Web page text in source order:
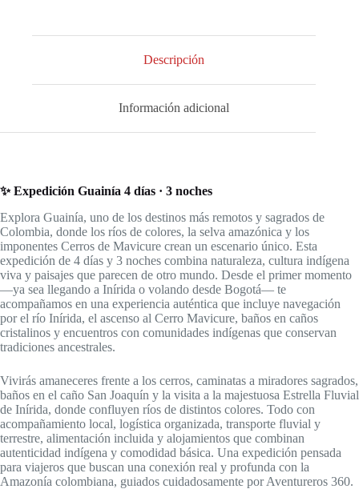
Descripción
Información adicional
✨ Expedición Guainía 4 días · 3 noches
Explora Guainía, uno de los destinos más remotos y sagrados de
Colombia, donde los ríos de colores, la selva amazónica y los
imponentes Cerros de Mavicure crean un escenario único. Esta
expedición de 4 días y 3 noches combina naturaleza, cultura indígena
viva y paisajes que parecen de otro mundo. Desde el primer momento
—ya sea llegando a Inírida o volando desde Bogotá— te
acompañamos en una experiencia auténtica que incluye navegación
por el río Inírida, el ascenso al Cerro Mavicure, baños en caños
cristalinos y encuentros con comunidades indígenas que conservan
tradiciones ancestrales.
Vivirás amaneceres frente a los cerros, caminatas a miradores sagrados,
baños en el caño San Joaquín y la visita a la majestuosa Estrella Fluvial
de Inírida, donde confluyen ríos de distintos colores. Todo con
acompañamiento local, logística organizada, transporte fluvial y
terrestre, alimentación incluida y alojamientos que combinan
autenticidad indígena y comodidad básica. Una expedición pensada
para viajeros que buscan una conexión real y profunda con la
Amazonía colombiana, guiados cuidadosamente por Aventureros 360.